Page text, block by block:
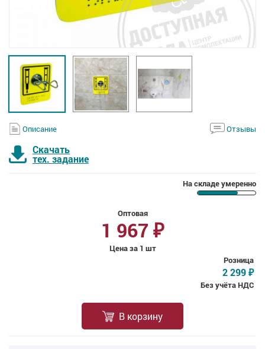
Описание Отзывы
Скачать
тех. задание
На складе умеренно
Оптовая
1 967 ₽
Цена за 1 шт
Розница
2 299 ₽
Без учёта НДС
В корзину